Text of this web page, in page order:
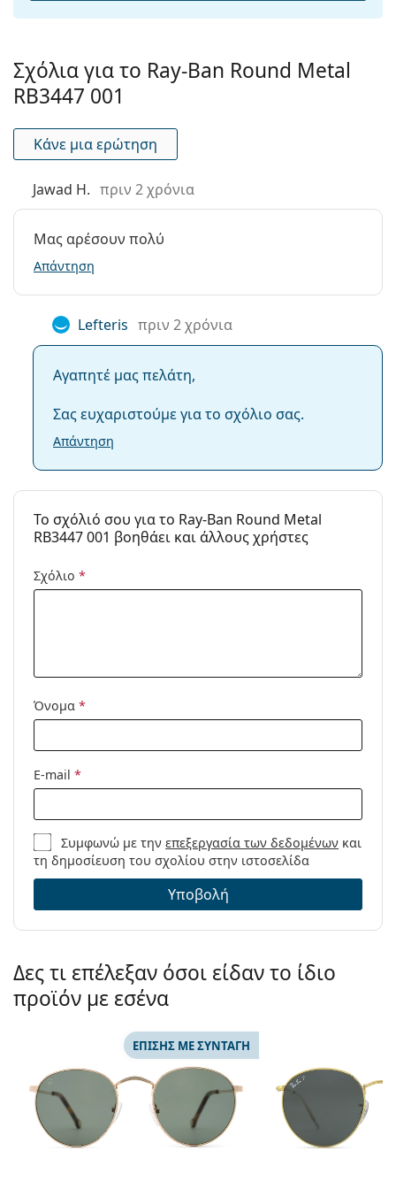
Σχόλια για το Ray-Ban Round Metal
RB3447 001
Κάνε μια ερώτηση
Jawad H. πριν 2 χρόνια
Μας αρέσουν πολύ
Απάντηση
Lefteris πριν 2 χρόνια
Αγαπητέ μας πελάτη,
Σας ευχαριστούμε για το σχόλιο σας.
Απάντηση
To σχόλιό σου για το Ray-Ban Round Metal
RB3447 001 βοηθάει και άλλους χρήστες
Σχόλιο *
Όνομα *
E-mail *
Συμφωνώ με τηνεπεξεργασία των δεδομένων και
τη δημοσίευση του σχολίου στην ιστοσελίδα
Υποβολή
Δες τι επέλεξαν όσοι είδαν το ίδιο
προϊόν με εσένα
ΕΠΊΣΗΣ ΜΕ ΣΥΝΤΑΓΉ